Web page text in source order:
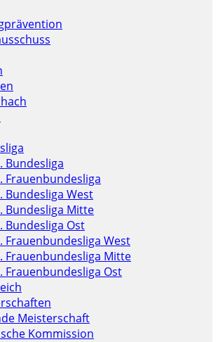
Bundesliga
Frauenbundesliga
Bundesliga West
Bundesliga Mitte
Bundesliga Ost
Frauenbundesliga West
Frauenbundesliga Mitte
Frauenbundesliga Ost
Meisterschaft
Kommission